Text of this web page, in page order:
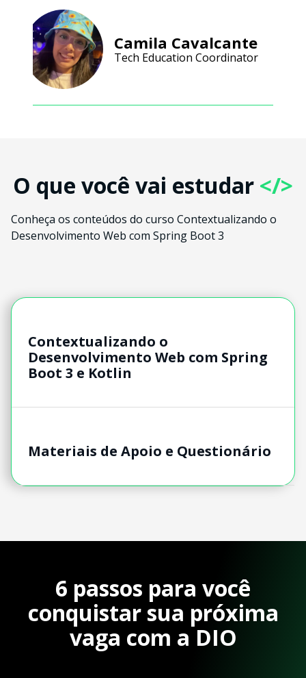
Camila Cavalcante
Tech Education Coordinator
O que você vai estudar </>
Conheça os conteúdos do curso Contextualizando o
Desenvolvimento Web com Spring Boot 3
Contextualizando o
Desenvolvimento Web com Spring
Boot 3 e Kotlin
Materiais de Apoio e Questionário
6 passos para você
conquistar sua próxima
vaga com a DIO